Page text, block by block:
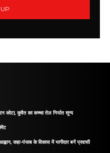
कोटा, कुवैत का कच्चा तेल निर्यात शून्य
कहा-पंजाब के विकास में भागीदार बनें प्रवासी